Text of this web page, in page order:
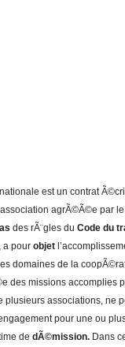
est un contrat
agrÃ©Ã©e par
des rÃ¨gles du Code du
a pour objet
domaines de la
des missions accomplies
plusieurs associations, ne
pour une ou
de dÃ©mission. Dans